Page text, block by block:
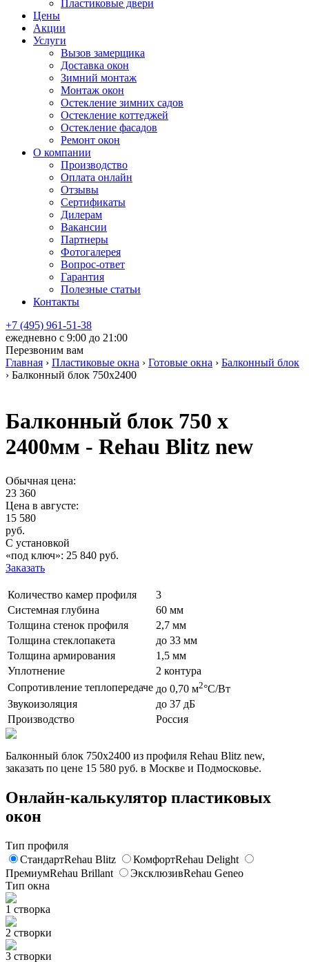
Пластиковые двери
Цены
Акции
Услуги
Вызов замерщика
Доставка окон
Зимний монтаж
Монтаж окон
Остекление зимних садов
Остекление коттеджей
Остекление фасадов
Ремонт окон
О компании
Производство
Оплата онлайн
Отзывы
Сертификаты
Дилерам
Вакансии
Партнеры
Фотогалерея
Вопрос-ответ
Гарантия
Полезные статьи
Контакты
+7 (495) 961-51-38
ежедневно c 9:00 до 21:00
Перезвоним вам
Главная › Пластиковые окна › Готовые окна › Балконный блок
› Балконный блок 750x2400
Балконный блок 750 х
2400мм - Rehau Blitz new
Обычная цена:
23 360
Цена в августе:
15 580
руб.
С установкой
«под ключ»: 25 840 руб.
Заказать
Количество камер профиля
3
Системная глубина
60 мм
Толщина стенок профиля
2,7 мм
Толщина стеклопакета
до 33 мм
Толщина армирования
1,5 мм
Уплотнение
2 контура
Сопротивление теплопередаче до 0,70 м2°C/Вт
Звукоизоляция
до 37 дБ
Производство
Россия
Балконный блок 750x2400 из профиля Rehau Blitz new,
заказать по цене 15 580 руб. в Москве и Подмосковье.
Онлайн-калькулятор пластиковых
окон
Тип профиля
СтандартRehau Blitz КомфортRehau Delight
ПремиумRehau Brillant ЭксклюзивRehau Geneo
Тип окна
1 створка
2 створки
3 створки